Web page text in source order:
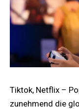
Tiktok, Netflix –
zunehmend die